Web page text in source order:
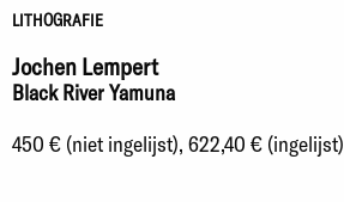
LITHOGRAFIE
Jochen Lempert
Black River Yamuna
450 € (niet ingelijst), 622,40 € (ingelijst)